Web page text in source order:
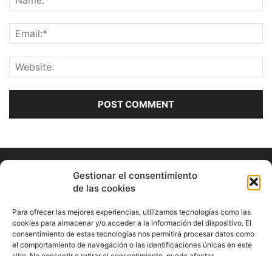
Gestionar el consentimiento
de las cookies
Para ofrecer las mejores experiencias, utilizamos tecnologías como las
cookies para almacenar y/o acceder a la información del dispositivo. El
consentimiento de estas tecnologías nos permitirá procesar datos como
el comportamiento de navegación o las identificaciones únicas en este
ABOUT US